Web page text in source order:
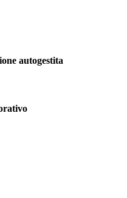
autogestita